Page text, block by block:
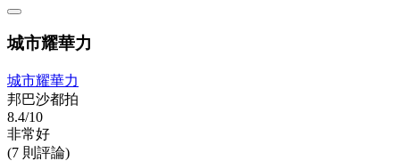
城市耀華力
城市耀華力
邦巴沙都拍
8.4/10
非常好
(7 則評論)